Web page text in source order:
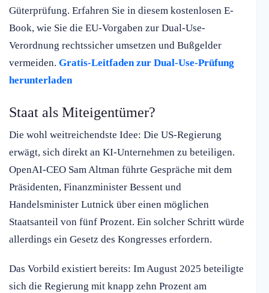
Güterprüfung. Erfahren Sie in diesem kostenlosen E-
Book, wie Sie die EU-Vorgaben zur Dual-Use-
Verordnung rechtssicher umsetzen und Bußgelder
vermeiden. Gratis-Leitfaden zur Dual-Use-Prüfung
herunterladen
Staat als Miteigentümer?
Die wohl weitreichendste Idee: Die US-Regierung
erwägt, sich direkt an KI-Unternehmen zu beteiligen.
OpenAI-CEO Sam Altman führte Gespräche mit dem
Präsidenten, Finanzminister Bessent und
Handelsminister Lutnick über einen möglichen
Staatsanteil von fünf Prozent. Ein solcher Schritt würde
allerdings ein Gesetz des Kongresses erfordern.
Das Vorbild existiert bereits: Im August 2025 beteiligte
sich die Regierung mit knapp zehn Prozent am